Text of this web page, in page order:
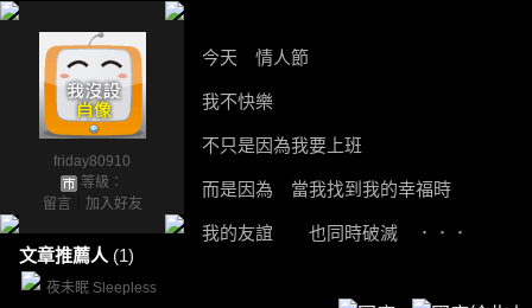
friday80910
等級：
留言
加入好友
文章推薦人 (1)
夜未眠 Sleepless
今天 情人節
我不快樂
不只是因為我要上班
而是因為 當我找到我的幸福時
我的友誼 也同時破滅 ．．．